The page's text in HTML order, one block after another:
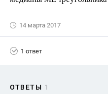
14 марта 2017
1 ответ
ОТВЕТЫ 1